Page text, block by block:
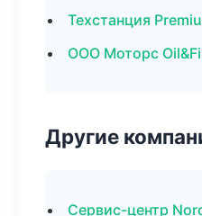
Техстанция
ООО Моторс
Другие
Сервис-центр